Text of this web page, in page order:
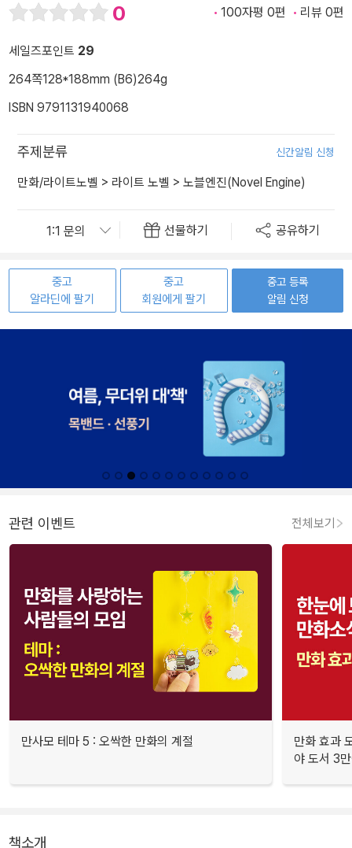
0 100자평 0편 리뷰 0편
세일즈포인트 29
264쪽128*188mm (B6)264g
ISBN 9791131940068
주제분류 신간알림 신청
만화/라이트노벨 > 라이트 노벨 > 노블엔진(Novel Engine)
선물하기 공유하기
중고
알라딘에 팔기
중고
회원에게 팔기
중고 등록
알림 신청
관련 이벤트 전체보기
만사모 테마 5 : 오싹한 만화의 계절
만화 효과
야 도서 3
책소개